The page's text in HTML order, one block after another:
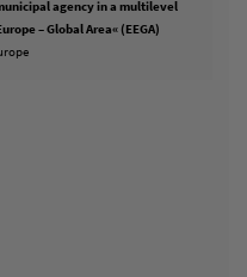
agency in a multilevel
– Global Area« (EEGA)